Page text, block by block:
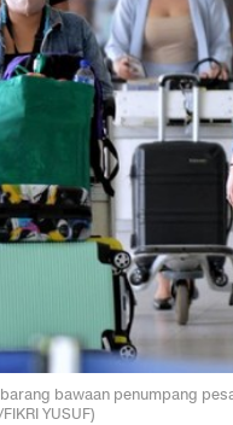
bawaan penumpang
YUSUF)